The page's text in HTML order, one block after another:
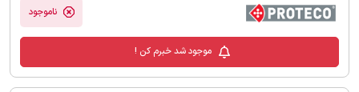
ناموجود
موجود شد خبرم کن !